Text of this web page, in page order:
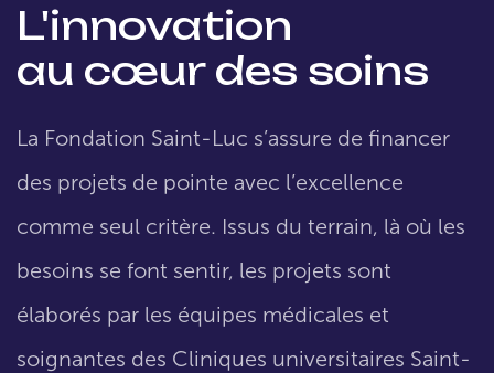
L'innovation
au cœur des soins
La Fondation Saint-Luc s’assure de financer
des projets de pointe avec l’excellence
comme seul critère. Issus du terrain, là où les
besoins se font sentir, les projets sont
élaborés par les équipes médicales et
soignantes des Cliniques universitaires Saint-